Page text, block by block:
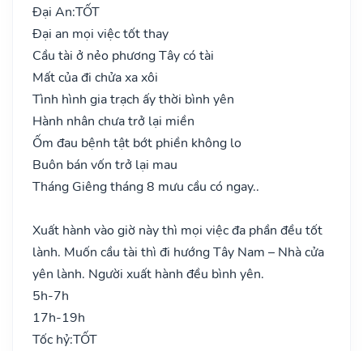
Đại An:TỐT
Đại an mọi việc tốt thay
Cầu tài ở nẻo phương Tây có tài
Mất của đi chửa xa xôi
Tình hình gia trạch ấy thời bình yên
Hành nhân chưa trở lại miền
Ốm đau bệnh tật bớt phiền không lo
Buôn bán vốn trở lại mau
Tháng Giêng tháng 8 mưu cầu có ngay..
Xuất hành vào giờ này thì mọi việc đa phần đều tốt
lành. Muốn cầu tài thì đi hướng Tây Nam – Nhà cửa
yên lành. Người xuất hành đều bình yên.
5h-7h
17h-19h
Tốc hỷ:TỐT